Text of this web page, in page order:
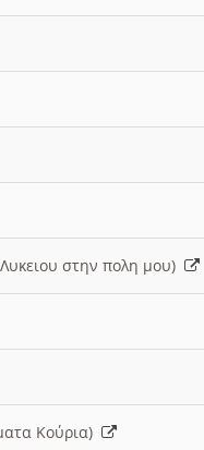
στην πολη μου)
Κούρια)